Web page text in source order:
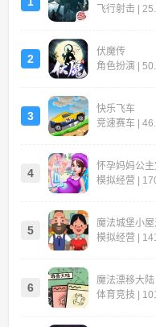
飞行射击 |
2
伏魔传
角色扮演 |
3
快乐飞车
竞速赛车 |
4
怀孕妈妈公主
模拟经营 |
5
魔法城堡小
模拟经营 |
6
魔法漂移大陆
体育竞技 |